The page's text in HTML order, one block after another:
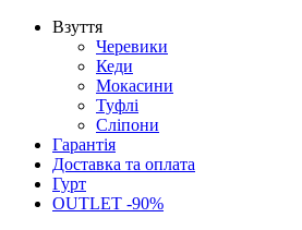
Взуття
Черевики
Кеди
Мокасини
Туфлі
Сліпони
Гарантія
Доставка та оплата
Гурт
OUTLET -90%